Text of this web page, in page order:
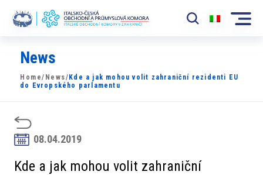
Komora
News
Rozvoj Trhu
Členové
News
Home/ News/ Kde a jak mohou volit zahraniční rezidenti EU
do Evropského parlamentu
08.04.2019
Kde a jak mohou volit zahraniční